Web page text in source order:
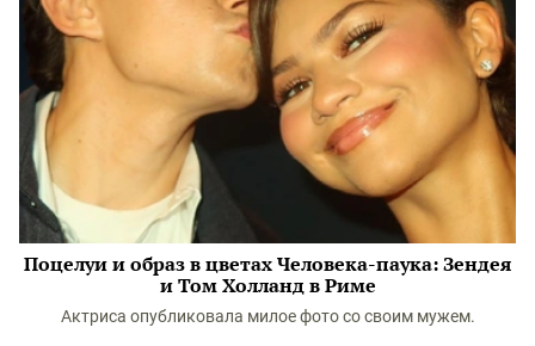
Поцелуи и образ в цветах Человека-паука: Зендея
и Том Холланд в Риме
Актриса опубликовала милое фото со своим мужем.